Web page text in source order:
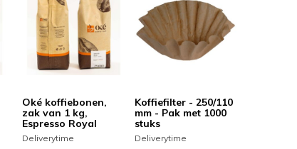
Oké koffiebonen,
zak van 1 kg,
Espresso Royal
Deliverytime
Koffiefilter - 250/110
mm - Pak met 1000
stuks
Deliverytime